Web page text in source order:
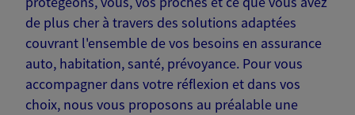
de plus cher à travers des solutions adaptées
couvrant l'ensemble de vos besoins en assurance
auto, habitation, santé, prévoyance. Pour vous
accompagner dans votre réflexion et dans vos
choix, nous vous proposons au préalable une